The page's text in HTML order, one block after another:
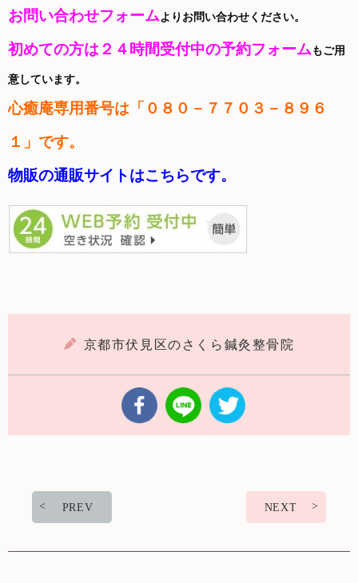
お問い合わせフォームよりお問い合わせください。
初めての方は２４時間受付中の予約フォームもご用
意しています。
心癒庵専用番号は「０８０－７７０３－８９６
１」です。
物販の通販サイトはこちらです。
京都市伏見区のさくら鍼灸整骨院
PREV NEXT